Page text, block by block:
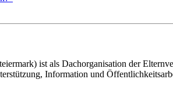
ist als Dachorganisation der
Information und